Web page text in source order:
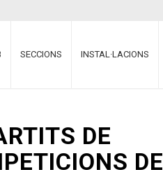
SECCIONS INSTAL·LACIONS
DE
DE